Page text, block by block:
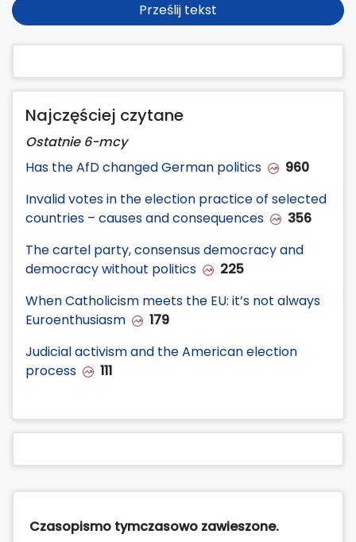
Prześlij tekst
Najczęściej czytane
Ostatnie 6-mcy
Has the AfD changed German politics
960
Invalid votes in the election practice of selected
countries – causes and consequences
356
The cartel party, consensus democracy and
democracy without politics
225
When Catholicism meets the EU: it’s not always
Euroenthusiasm
179
Judicial activism and the American election
process
111
Czasopismo tymczasowo zawieszone.